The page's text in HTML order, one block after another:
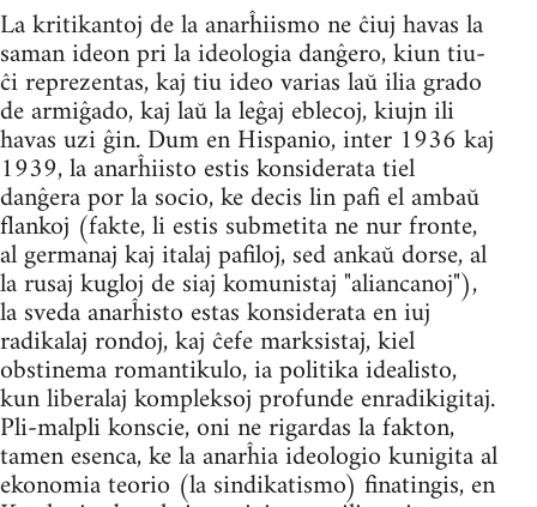
La kritikantoj de la anarĥiismo ne ĉiuj havas la
saman ideon pri la ideologia danĝero, kiun tiu-
ĉi reprezentas, kaj tiu ideo varias laŭ ilia grado
de armiĝado, kaj laŭ la leĝaj eblecoj, kiujn ili
havas uzi ĝin. Dum en Hispanio, inter 1936 kaj
1939, la anarĥiisto estis konsiderata tiel
danĝera por la socio, ke decis lin pafi el ambaŭ
flankoj (fakte, li estis submetita ne nur fronte,
al germanaj kaj italaj pafiloj, sed ankaŭ dorse, al
la rusaj kugloj de siaj komunistaj "aliancanoj"),
la sveda anarĥisto estas konsiderata en iuj
radikalaj rondoj, kaj ĉefe marksistaj, kiel
obstinema romantikulo, ia politika idealisto,
kun liberalaj kompleksoj profunde enradikigitaj.
Pli-malpli konscie, oni ne rigardas la fakton,
tamen esenca, ke la anarĥia ideologio kunigita al
ekonomia teorio (la sindikatismo) finatingis, en